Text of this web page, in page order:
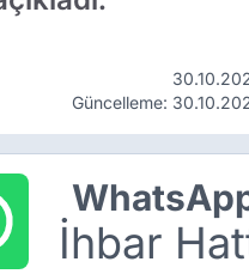
Güncelleme:
İhbar